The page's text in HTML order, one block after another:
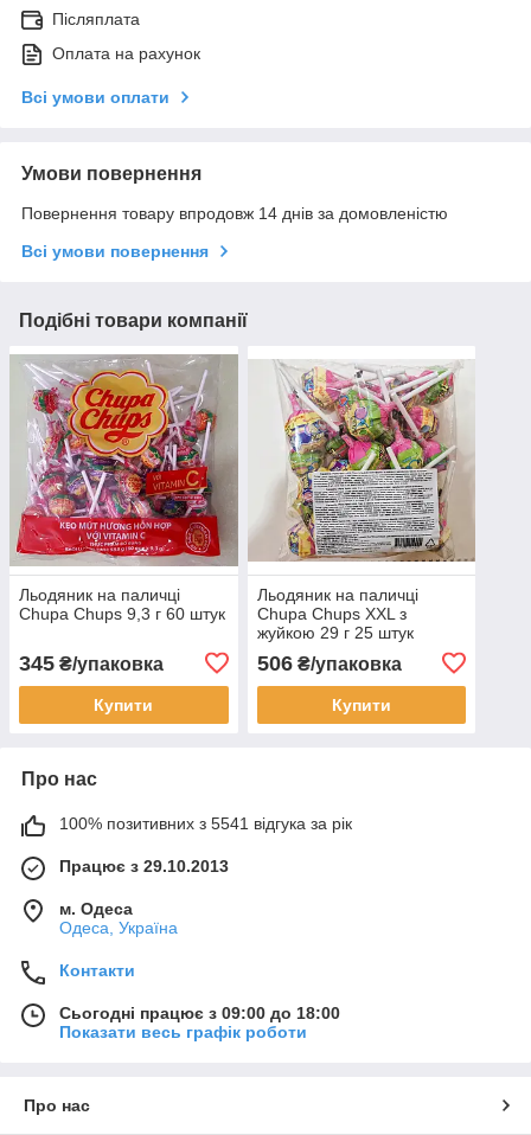
Післяплата
Оплата на рахунок
Всі умови оплати
Умови повернення
Повернення товару впродовж 14 днів за домовленістю
Всі умови повернення
Подібні товари компанії
Льодяник на паличці
Chupa Chups 9,3 г 60 штук
345 ₴/упаковка
Купити
Льодяник на паличці
Chupa Chups XXL з
жуйкою 29 г 25 штук
506₴/упаковка
Купити
Про нас
100% позитивних з 5541 відгука за рік
Працює з 29.10.2013
м. Одеса
Одеса, Україна
Контакти
Сьогодні працює з 09:00 до 18:00
Показати весь графік роботи
Про нас